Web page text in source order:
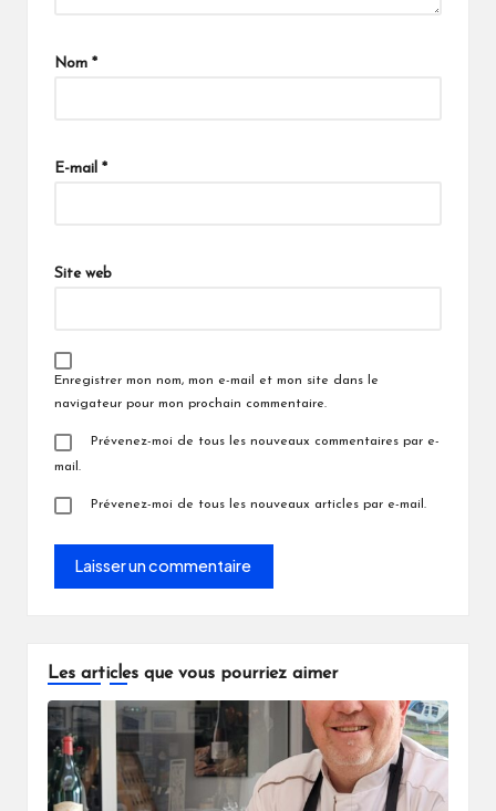
Nom *
E-mail *
Site web
Enregistrer mon nom, mon e-mail et mon site dans le
navigateur pour mon prochain commentaire.
Prévenez-moi de tous les nouveaux commentaires par e-
mail.
Prévenez-moi de tous les nouveaux articles par e-mail.
Les articles que vous pourriez aimer